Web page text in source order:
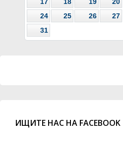
24
25 26 27
31
ИЩИТЕ НАС НА FACEBOOK